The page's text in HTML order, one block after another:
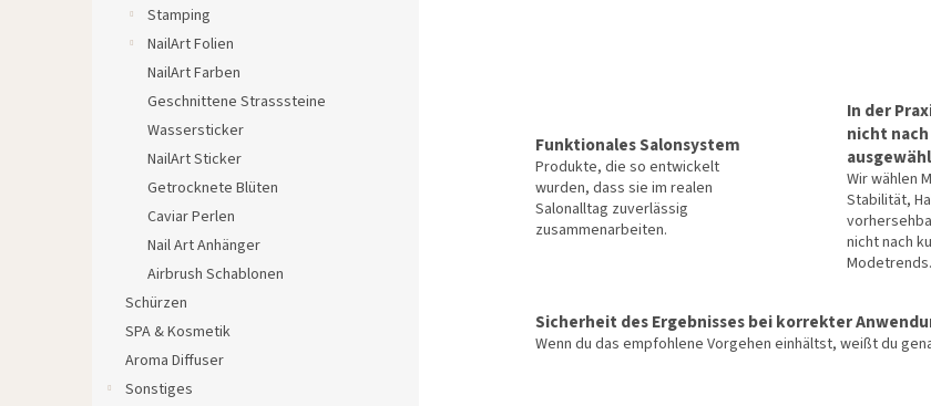
Stamping
NailArt Folien
NailArt Farben
Geschnittene Strasssteine
Wassersticker
NailArt Sticker
Getrocknete Blüten
Caviar Perlen
Nail Art Anhänger
Airbrush Schablonen
Schürzen
SPA & Kosmetik
Aroma Diffuser
Sonstiges
Funktionales Salonsystem
Produkte, die so entwickelt
wurden, dass sie im realen
Salonalltag zuverlässig
zusammenarbeiten.
In der
nicht
Wir wählen
Stabilität,
nicht nach
Modetrends.
Sicherheit des Ergebnisses bei korrekter
Wenn du das empfohlene Vorgehen einhältst, weißt du